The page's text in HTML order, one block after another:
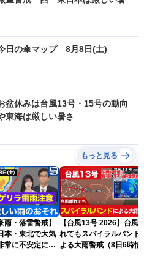
日の傘マップ 8月8日(土)
休みは台風13号・15号の動向
海は厳しい暑さ
もっと見る
雨・落雷警戒】
本・東北で大気
常に不安定に
【台風13号 2026】台風
れてもスパイラルバンド
よる大雨警戒（8日6時情